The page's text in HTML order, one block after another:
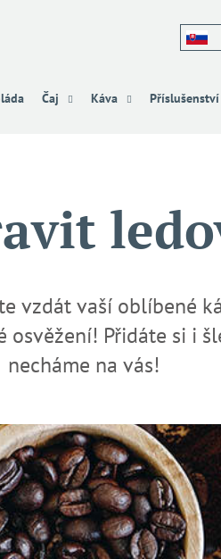
Čaj Káva Příslušenství
vzdát vaší oblíbené
osvěžení! Přidáte si i
necháme na vás!
najít?